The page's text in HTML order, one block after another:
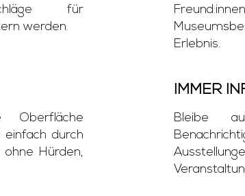
für
werden.
Erlebnis.
Oberfläche
durch
Hürden,
IMMER
Bleibe